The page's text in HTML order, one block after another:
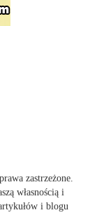
zastrzeżone.
własnością i
i blogu